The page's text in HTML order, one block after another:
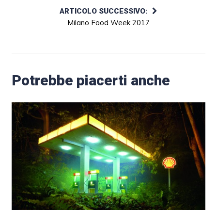
ARTICOLO SUCCESSIVO:
Milano Food Week 2017
Potrebbe piacerti anche